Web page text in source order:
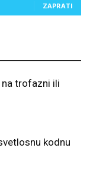
ZAPRATI
trofazni ili
kodnu